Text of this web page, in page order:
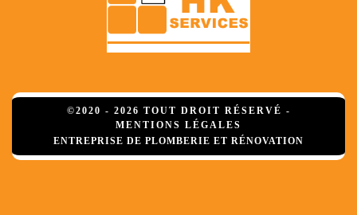
©2020 - 2026 TOUT DROIT RÉSERVÉ -
MENTIONS LÉGALES
ENTREPRISE DE PLOMBERIE ET RÉNOVATION